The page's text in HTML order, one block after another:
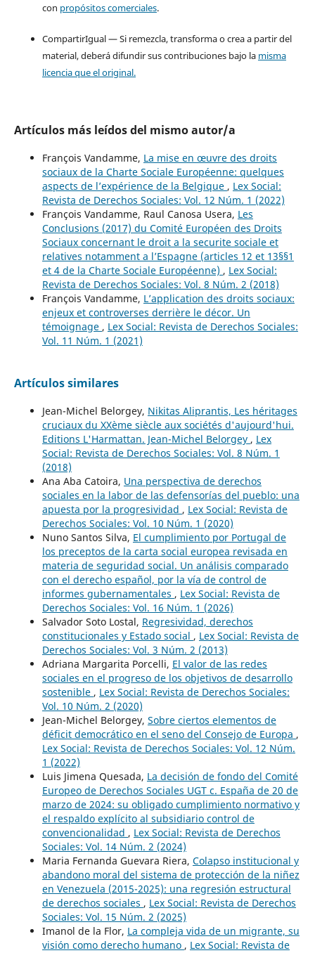
con propósitos comerciales.
CompartirIgual — Si remezcla, transforma o crea a partir del
material, deberá difundir sus contribuciones bajo la misma
licencia que el original.
Artículos más leídos del mismo autor/a
François Vandamme, La mise en œuvre des droits
sociaux de la Charte Sociale Européenne: quelques
aspects de l’expérience de la Belgique , Lex Social:
Revista de Derechos Sociales: Vol. 12 Núm. 1 (2022)
François Vandamme, Raul Canosa Usera, Les
Conclusions (2017) du Comité Européen des Droits
Sociaux concernant le droit a la securite sociale et
relatives notamment a l’Espagne (articles 12 et 13§§1
et 4 de la Charte Sociale Européenne) , Lex Social:
Revista de Derechos Sociales: Vol. 8 Núm. 2 (2018)
François Vandamme, L’application des droits sociaux:
enjeux et controverses derrière le décor. Un
témoignage , Lex Social: Revista de Derechos Sociales:
Vol. 11 Núm. 1 (2021)
Artículos similares
Jean-Michel Belorgey, Nikitas Aliprantis, Les héritages
cruciaux du XXème siècle aux sociétés d'aujourd'hui.
Editions L'Harmattan. Jean-Michel Belorgey , Lex
Social: Revista de Derechos Sociales: Vol. 8 Núm. 1
(2018)
Ana Aba Catoira, Una perspectiva de derechos
sociales en la labor de las defensorías del pueblo: una
apuesta por la progresividad , Lex Social: Revista de
Derechos Sociales: Vol. 10 Núm. 1 (2020)
Nuno Santos Silva, El cumplimiento por Portugal de
los preceptos de la carta social europea revisada en
materia de seguridad social. Un análisis comparado
con el derecho español, por la vía de control de
informes gubernamentales , Lex Social: Revista de
Derechos Sociales: Vol. 16 Núm. 1 (2026)
Salvador Soto Lostal, Regresividad, derechos
constitucionales y Estado social , Lex Social: Revista de
Derechos Sociales: Vol. 3 Núm. 2 (2013)
Adriana Margarita Porcelli, El valor de las redes
sociales en el progreso de los objetivos de desarrollo
sostenible , Lex Social: Revista de Derechos Sociales:
Vol. 10 Núm. 2 (2020)
Jean-Michel Belorgey, Sobre ciertos elementos de
déficit democrático en el seno del Consejo de Europa ,
Lex Social: Revista de Derechos Sociales: Vol. 12 Núm.
1 (2022)
Luis Jimena Quesada, La decisión de fondo del Comité
Europeo de Derechos Sociales UGT c. España de 20 de
marzo de 2024: su obligado cumplimiento normativo y
el respaldo explícito al subsidiario control de
convencionalidad , Lex Social: Revista de Derechos
Sociales: Vol. 14 Núm. 2 (2024)
Maria Fernanda Guevara Riera, Colapso institucional y
abandono moral del sistema de protección de la niñez
en Venezuela (2015-2025): una regresión estructural
de derechos sociales , Lex Social: Revista de Derechos
Sociales: Vol. 15 Núm. 2 (2025)
Imanol de la Flor, La compleja vida de un migrante, su
visión como derecho humano , Lex Social: Revista de